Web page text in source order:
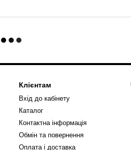
Клієнтам
Вхід до кабінету
Каталог
Контактна інформація
Обмін та повернення
Оплата і доставка